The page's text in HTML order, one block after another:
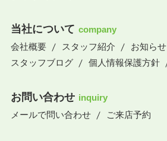
当社について company
会社概要
スタッフ紹介 お知らせ
スタッフブログ
個人情報保護方針
お問い合わせ inquiry
メールで問い合わせ
ご来店予約